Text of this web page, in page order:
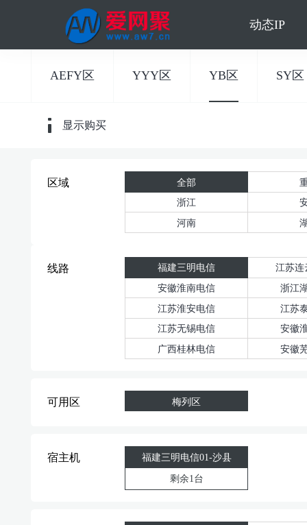
动态IP
AEFY区 YYY区 YB区 SY区
显示购买
区域 全部
浙江
河南
线路 福建三明电信
江苏连
安徽淮南电信
浙江
江苏淮安电信
江苏
江苏无锡电信
安徽
广西桂林电信
安徽
可用区 梅列区
宿主机
福建三明电信01-沙县
剩余1台